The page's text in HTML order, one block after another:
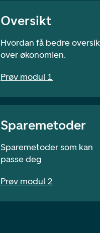
Oversikt
Hvordan få bedre
over økonomien.
Prøv modul 1
Sparemetoder
Sparemetoder som kan
passe deg
Prøv modul 2